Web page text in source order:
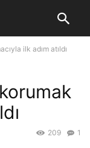
ilk adım atıldı
1
209